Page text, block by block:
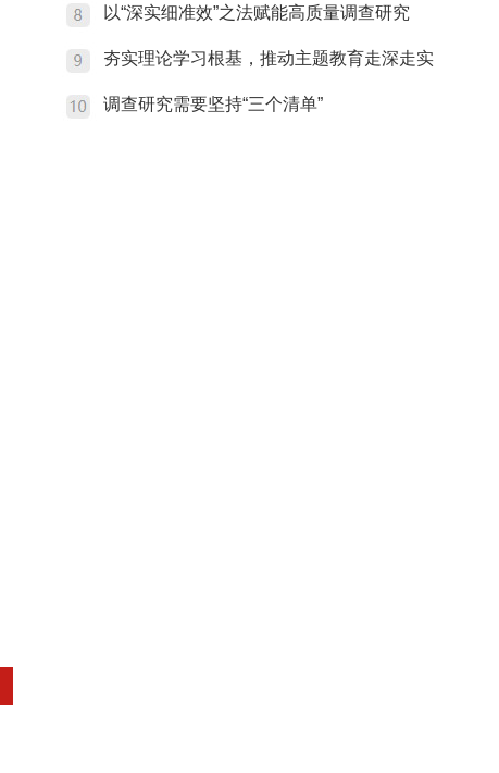
以“深实细准效”之法赋能高质量调查研究
夯实理论学习根基，推动主题教育走深走实
调查研究需要坚持“三个清单”